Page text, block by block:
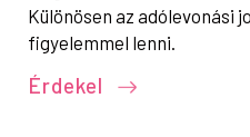
Különösen az adólevonási
figyelemmel lenni.
Érdekel